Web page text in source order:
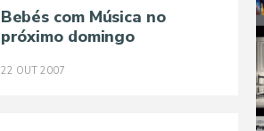
Bebés com Música no
próximo domingo
22 OUT 2007